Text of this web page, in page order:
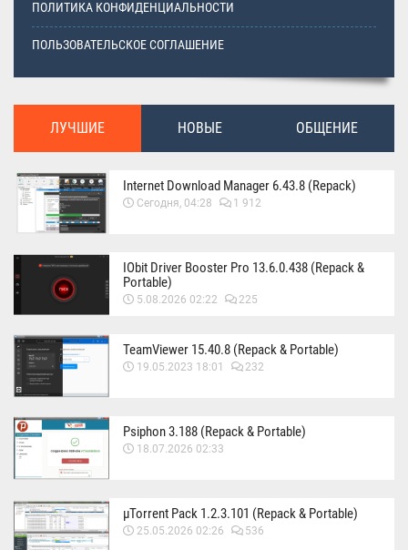
ПОЛИТИКА КОНФИДЕНЦИАЛЬНОСТИ
ПОЛЬЗОВАТЕЛЬСКОЕ СОГЛАШЕНИЕ
ЛУЧШИЕ НОВЫЕ ОБЩЕНИЕ
Internet Download Manager 6.43.8 (Repack)
Сегодня, 04:28 1 912
IObit Driver Booster Pro 13.6.0.438 (Repack &
Portable)
5.08.2026 02:22 225
TeamViewer 15.40.8 (Repack & Portable)
19.05.2023 18:01 232
Psiphon 3.188 (Repack & Portable)
18.07.2026 02:33
µTorrent Pack 1.2.3.101 (Repack & Portable)
25.05.2026 02:26 536